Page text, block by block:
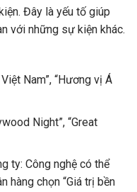
Đây là yếu tố giúp
với những sự kiện khác.
Nam”, “Hương vị Á
Night”, “Great
ty: Công nghệ có thể
hàng chọn “Giá trị bền